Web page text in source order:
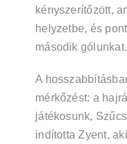
kényszerítőzött,
helyzetbe, és
második gólunkat.
A
mérkőzést: a
játékosunk,
indította Zyent,